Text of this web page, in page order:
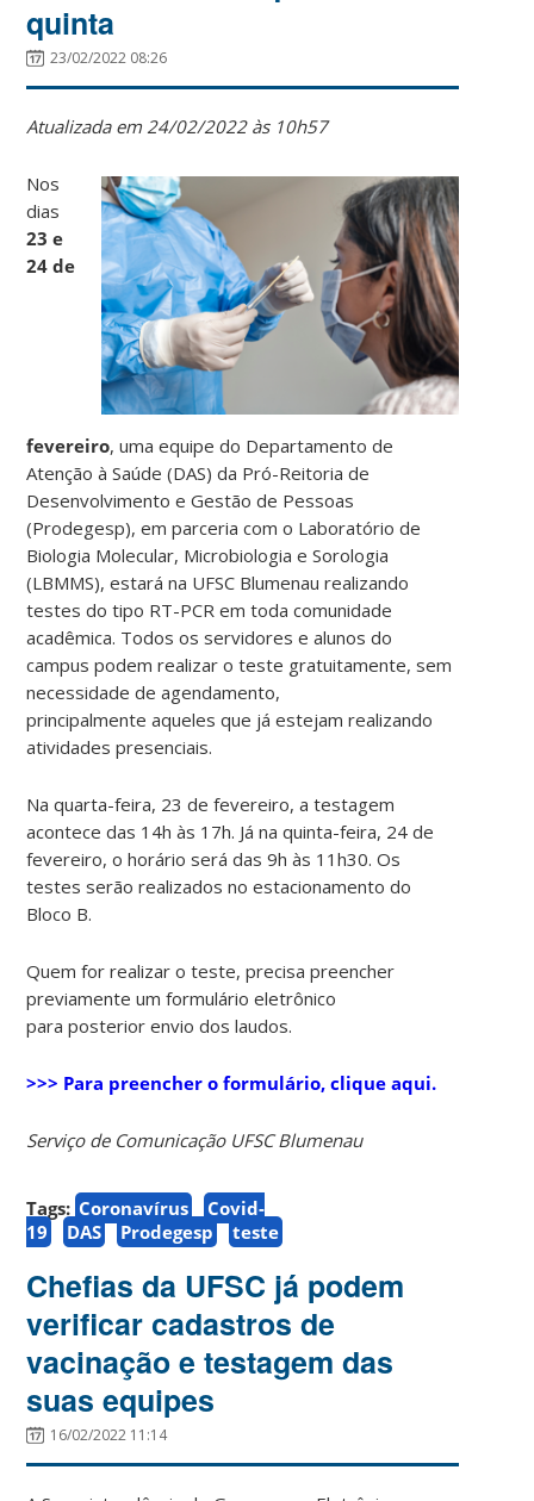
quinta
23/02/2022 08:26
Atualizada em 24/02/2022 às 10h57
Nos
dias
23 e
24 de
fevereiro, uma equipe do Departamento de
Atenção à Saúde (DAS) da Pró-Reitoria de
Desenvolvimento e Gestão de Pessoas
(Prodegesp), em parceria com o Laboratório de
Biologia Molecular, Microbiologia e Sorologia
(LBMMS), estará na UFSC Blumenau realizando
testes do tipo RT-PCR em toda comunidade
acadêmica. Todos os servidores e alunos do
campus podem realizar o teste gratuitamente, sem
necessidade de agendamento,
principalmente aqueles que já estejam realizando
atividades presenciais.
Na quarta-feira, 23 de fevereiro, a testagem
acontece das 14h às 17h. Já na quinta-feira, 24 de
fevereiro, o horário será das 9h às 11h30. Os
testes serão realizados no estacionamento do
Bloco B.
Quem for realizar o teste, precisa preencher
previamente um formulário eletrônico
para posterior envio dos laudos.
>>> Para preencher o formulário, clique aqui.
Serviço de Comunicação UFSC Blumenau
Tags: Coronavírus
Covid-
19
DAS Prodegesp teste
Chefias da UFSC já podem
verificar cadastros de
vacinação e testagem das
suas equipes
16/02/2022 11:14